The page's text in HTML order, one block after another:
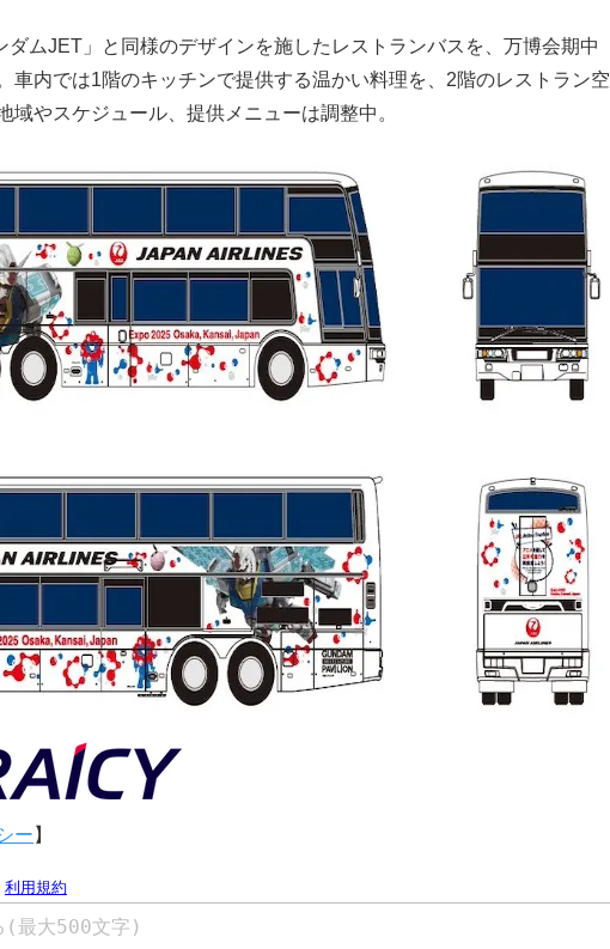
ダムJET」と同様のデザインを施したレストランバスを、万博会期中
車内では1階のキッチンで提供する温かい料理を、2階のレストラン空
域やスケジュール、提供メニューは調整中。
ー 】